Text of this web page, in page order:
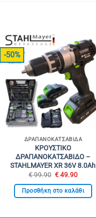
-50%
ΔΡΑΠΑΝΟΚΑΤΣΆΒΙΔΑ
ΚΡΟΥΣΤΙΚΟ
ΔΡΑΠΑΝΟΚΑΤΣΑΒΙΔΟ –
STAHLMAYER XR 36V 8.0Ah
€99.90 Original
was:
€ 99.90.
€49.90Η
τιμή
είναι:
Προσθήκη στο καλάθι